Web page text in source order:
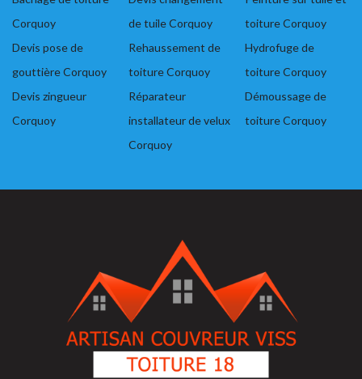
Corquoy
Devis pose de
gouttière Corquoy
Devis zingueur
Corquoy
de tuile Corquoy
Rehaussement de
toiture Corquoy
Réparateur
installateur de velux
Corquoy
toiture Corquoy
Hydrofuge de
toiture Corquoy
Démoussage de
toiture Corquoy